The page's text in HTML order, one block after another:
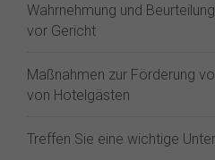
Wahrnehmung und
vor Gericht
Maßnahmen zur Förderung
von Hotelgästen
Treffen Sie eine wichtige